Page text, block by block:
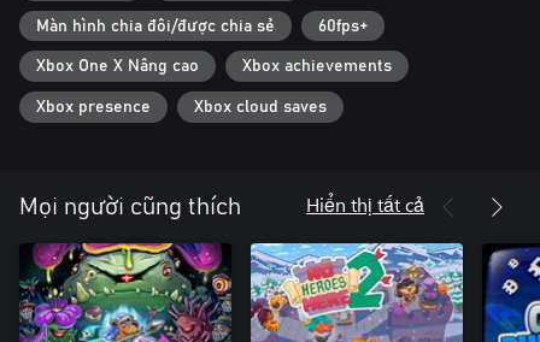
● Skull keeper mode: Grab and keep the golden skull without
losing it for a certain amount of time and all your opponents will
lose 1 HP.
● Hunting mode: Each player starts with a spear. Once you throw
Màn hình chia đôi/được chia sẻ 60fps+
Xbox One X Nâng cao Xbox achievements
Xbox presence Xbox cloud saves
Mọi người cũng thích Hiển thị tất cả